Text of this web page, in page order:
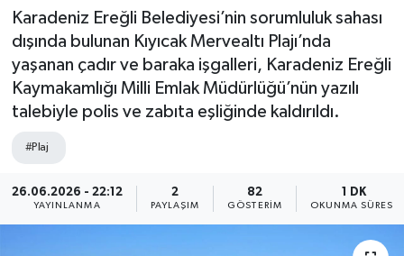
Karadeniz Ereğli Belediyesi’nin sorumluluk sahası
dışında bulunan Kıyıcak Mervealtı Plajı’nda
yaşanan çadır ve baraka işgalleri, Karadeniz Ereğli
Kaymakamlığı Milli Emlak Müdürlüğü’nün yazılı
talebiyle polis ve zabıta eşliğinde kaldırıldı.
#Plaj
26.06.2026 - 22:12
YAYINLANMA
2
PAYLAŞIM
82
GÖSTERIM
1 DK
OKUNMA SÜRESI
Siyaset
Kültür Sanat
Dünya
Eğitim
Süper Lig Puan Durumu ve Fikstür
Tüm Manşetler
Haber Arşivi